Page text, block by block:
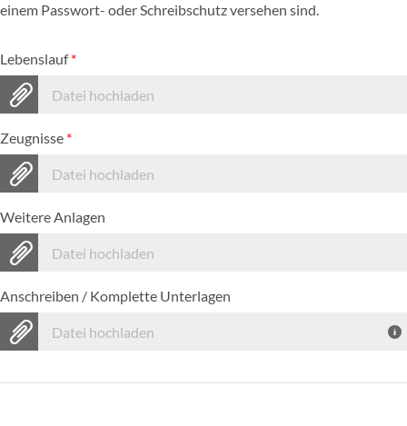
einem Passwort- oder Schreibschutz versehen sind.
Lebenslauf*
Datei hochladen
Zeugnisse *
Datei hochladen
Weitere Anlagen
Datei hochladen
Anschreiben / Komplette Unterlagen
Datei hochladen